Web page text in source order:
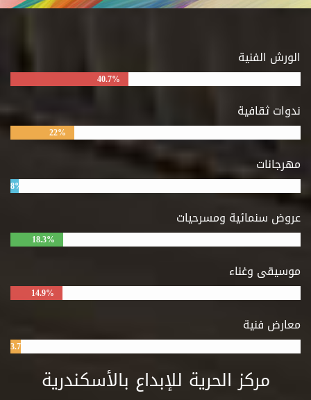
الورش الفنية
40.7%
ندوات ثقافية
22%
مهرجانات
8%
عروض سنمائية ومسرحيات
18.3%
موسيقى وغناء
14.9%
معارض فنية
3.7%
مركز الحرية للإبداع بالأسكندرية